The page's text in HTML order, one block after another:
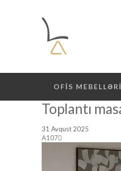
OFIS MEBELLƏRI
Toplantı
31 Avqust 2025
A107